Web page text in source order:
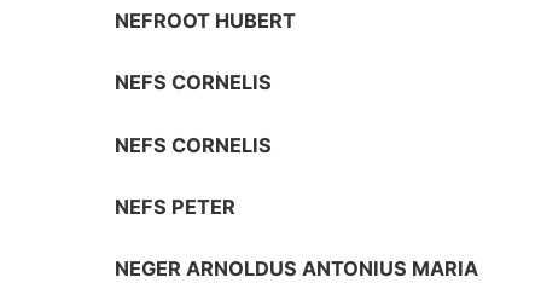
NEFROOT HUBERT
NEFS CORNELIS
NEFS CORNELIS
NEFS PETER
NEGER ARNOLDUS ANTONIUS MARIA